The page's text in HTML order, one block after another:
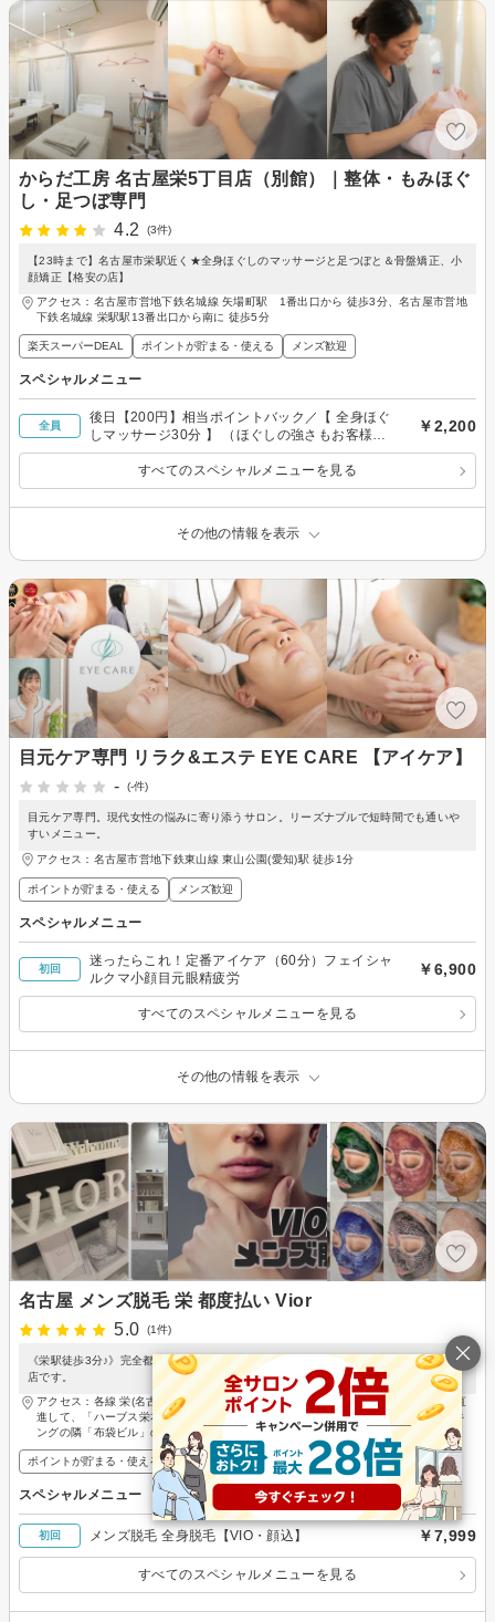
からだ工房 名古屋栄5丁目店（別館）｜整体・もみほぐ
し・足つぼ専門
4.2
(3件)
【23時まで】名古屋市栄駅近く★全身ほぐしのマッサージと足つぼと＆骨盤矯正、小
顔矯正【格安の店】
アクセス：名古屋市営地下鉄名城線 矢場町駅 1番出口から 徒歩3分、名古屋市営地
下鉄名城線 栄駅駅13番出口から南に 徒歩5分
楽天スーパーDEAL ポイントが貯まる・使える メンズ歓迎
スペシャルメニュー
全員
後日【200円】相当ポイントバック／【 全身ほぐ
しマッサージ30分 】 （ほぐしの強さもお客様の
お好みに合わせて調整・部分）
￥2,200
すべてのスペシャルメニューを見る
その他の情報を表示
目元ケア専門 リラク&エステ EYE CARE 【アイケア】
-
(-件)
目元ケア専門。現代女性の悩みに寄り添うサロン。リーズナブルで短時間でも通いや
すいメニュー。
アクセス：名古屋市営地下鉄東山線 東山公園(愛知)駅 徒歩1分
ポイントが貯まる・使える メンズ歓迎
スペシャルメニュー
初回
迷ったらこれ！定番アイケア（60分）フェイシャ
ルクマ小顔目元眼精疲労
￥6,900
すべてのスペシャルメニューを見る
その他の情報を表示
名古屋 メンズ脱毛 栄 都度払い Vior
5.0
(1件)
《栄駅徒歩3分♪》完全都度払い制で通いやすい！明確な料金の韓国肌管理・脱毛のお
店です。
アクセス：各線 栄(名古屋)駅 徒歩3分 栄駅3番出口を出て「テレビ塔」へ向かって直
進して、「ハーブス栄本店」を過ぎた1本目の路地を渡って左に曲がったNPCパーキ
ングの隣「布袋ビル」の6階です。
ポイントが貯まる・使える メンズ歓迎
スペシャルメニュー
初回 メンズ脱毛 全身脱毛【VIO・顔込】 ￥7,999
すべてのスペシャルメニューを見る